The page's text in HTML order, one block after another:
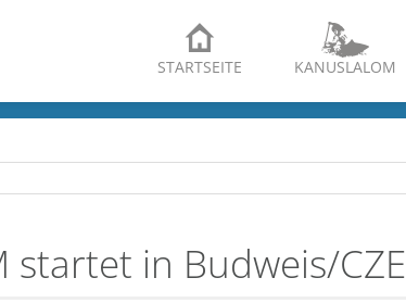
STARTSEITE KANUSLALOM
startet in Budweis/CZE